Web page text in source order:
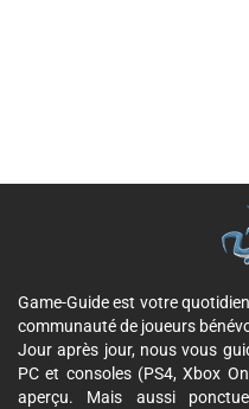
Game-Guide est votre
communauté de joueurs
Jour après jour, nous vous
PC et consoles (PS4, Xbox
aperçu. Mais aussi